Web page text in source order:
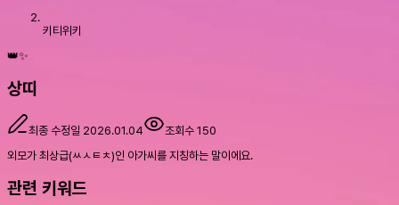
키티위키
👑✨
상띠
최종 수정일 2026.01.04 조회수 150
외모가 최상급(ㅆㅅㅌㅊ)인 아가씨를 지칭하는 말이에요.
관련 키워드